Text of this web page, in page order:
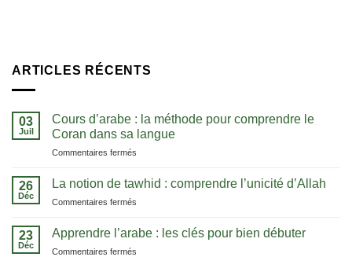
ARTICLES RÉCENTS
03
Juil
Cours d’arabe : la méthode pour comprendre le
Coran dans sa langue
Commentaires fermés
d’arabe
pour
26
Déc
La notion de tawhid : comprendre l’unicité d’Allah
Commentaires fermés
notion
23
Déc
Apprendre l’arabe : les clés pour bien débuter
Commentaires fermés